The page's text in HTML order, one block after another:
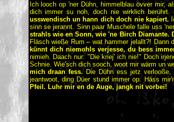
Ich looch op 'ner Dühn, himmelblau övver mir,
dich immer su noh, doch nie wirklich berührt.
usswendisch un hann dich doch nie kapiert.
sinn se jerannt. Sinn paar Muschele falle uss
strahls wie en Sonn, wie 'ne Birch Diamante.
Fläsch wieße Rum – wat hammer jelallt?! Dann
künnt dich niemohls verjesse, du bess
nimieh. Daach nur: "Die kriej' ich nie!" Doch
Schnie. Wie'sch dich sooch, woot mir wärm un
mich draan fess. Die Dühn ess jetz
jeantwoot, ding Düer stund immer op. Häss
Pfeil. Luhr mir en de Auge, jangk nit vorbei!